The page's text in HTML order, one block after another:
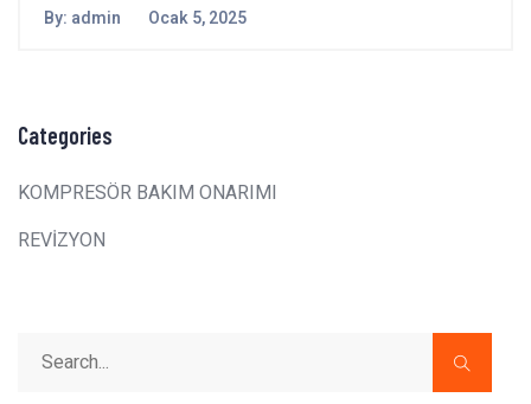
By: admin Ocak 5, 2025
Categories
KOMPRESÖR BAKIM ONARIMI
REVİZYON